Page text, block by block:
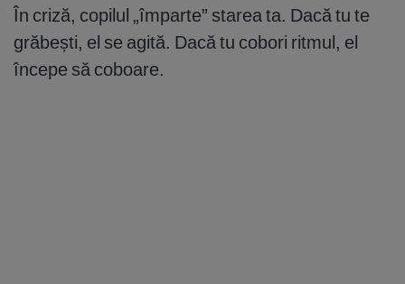
În criză, copilul „împarte” starea ta. Dacă tu te
grăbești, el se agită. Dacă tu cobori ritmul, el
începe să coboare.